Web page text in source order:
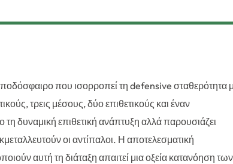
ποδόσφαιρο που ισορροπεί τη defensive σταθερότητα
τρεις μέσους, δύο επιθετικούς και έναν
δυναμική επιθετική ανάπτυξη αλλά παρουσιάζει
οι αντίπαλοι. Η αποτελεσματική
αυτή τη διάταξη απαιτεί μια οξεία κατανόηση των